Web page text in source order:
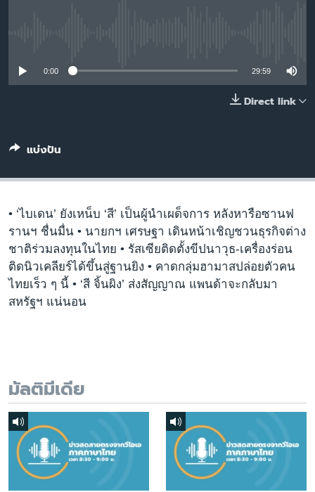
0:00 29:59
Direct link
แบ่งปัน
• ‘ไบเดน’ ยังเหน็บ ‘สี’ เป็นผู้นำเผด็จการ หลังหารือซานฟ
รานฯ ชื่นมื่น • นายกฯ เศรษฐา เดินหน้าเชิญชวนธุรกิจต่าง
ชาติร่วมลงทุนในไทย • รัสเซียติดตั้งขีปนาวุธ-เครื่องร่อน
ติดนิวเคลียร์ได้ขึ้นสู่ฐานยิง • คาดกลุ่มฮามาสปล่อยตัวคน
ไทยเร็ว ๆ นี้ • ‘สี จิ้นผิง’ ส่งสัญญาณ แพนด้าจะกลับมา
สหรัฐฯ แน่นอน
มัลติมีเดีย